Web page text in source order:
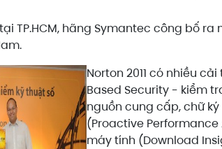
TP.HCM, hãng Symantec công bố
Norton 2011 có nhiều
Based Security - kiểm
nguồn cung cấp, chữ
(Proactive
máy tính (Download